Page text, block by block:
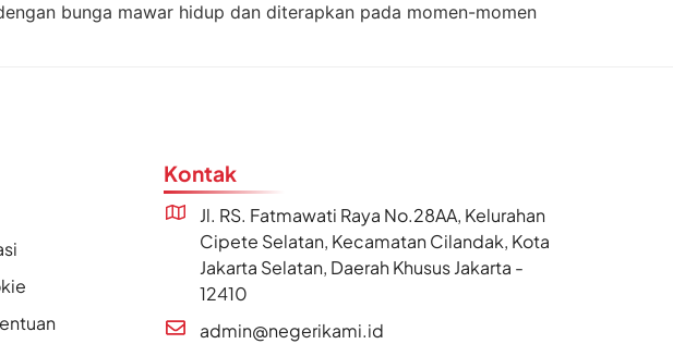
bunga mawar hidup dan diterapkan pada momen-momen
Kontak
Jl. RS. Fatmawati Raya No.28AA, Kelurahan
Cipete Selatan, Kecamatan Cilandak, Kota
Jakarta Selatan, Daerah Khusus Jakarta -
12410
admin@negerikami.id